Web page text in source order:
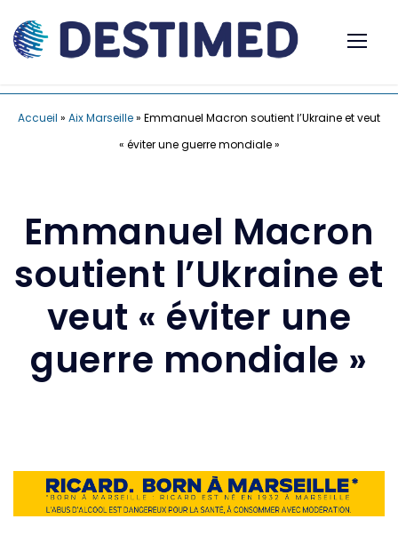
Accueil » Aix Marseille» Emmanuel Macron soutient l’Ukraine et veut
« éviter une guerre mondiale »
Emmanuel Macron
soutient l’Ukraine et
veut « éviter une
guerre mondiale »